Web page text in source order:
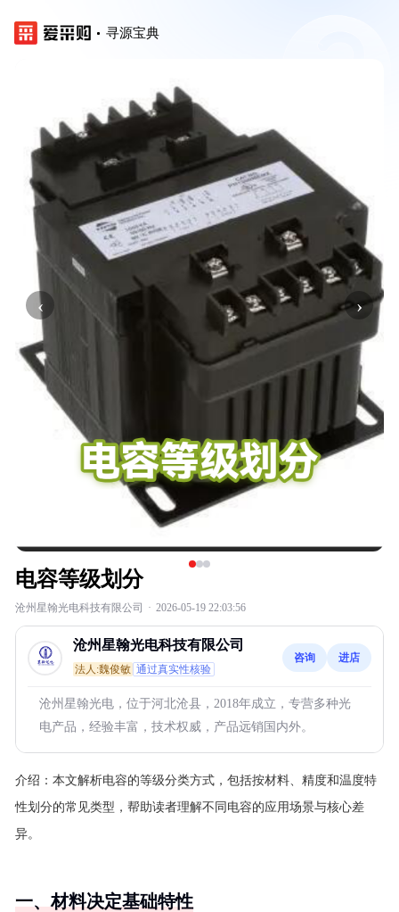
寻源宝典
‹ ›
电容等级划分
沧州星翰光电科技有限公司 · 2026-05-19 22:03:56
沧州星翰光电科技有限公司
法人:魏俊敏 通过真实性核验
咨询 进店
沧州星翰光电，位于河北沧县，2018年成立，专营多种光
电产品，经验丰富，技术权威，产品远销国内外。
介绍： 本文解析电容的等级分类方式，包括按材料、精度和温度特
性划分的常见类型，帮助读者理解不同电容的应用场景与核心差
异。
一、材料决定基础特性